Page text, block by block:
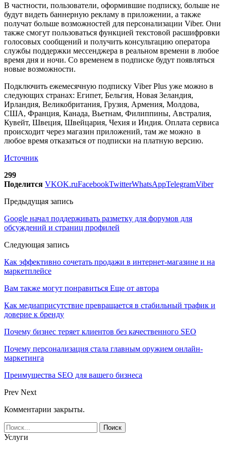
В частности, пользователи, оформившие подписку, больше не
будут видеть баннерную рекламу в приложении, а также
получат больше возможностей для персонализации Viber. Они
также смогут пользоваться функцией текстовой расшифровки
голосовых сообщений и получить консультацию оператора
службы поддержки мессенджера в реальном времени в любое
время дня и ночи. Со временем в подписке будут появляться
новые возможности.
Подключить ежемесячную подписку Viber Plus уже можно в
следующих странах: Египет, Бельгия, Новая Зеландия,
Ирландия, Великобритания, Грузия, Армения, Молдова,
США, Франция, Канада, Вьетнам, Филиппины, Австралия,
Кувейт, Швеция, Швейцария, Чехия и Индия. Оплата сервиса
происходит через магазин приложений, там же можно в
любое время отказаться от подписки на платную версию.
Источник
299
Поделится VKOK.ruFacebookTwitterWhatsAppTelegramViber
Предыдущая запись
Google начал поддерживать разметку для форумов для
обсуждений и страниц профилей
Следующая запись
Как эффективно сочетать продажи в интернет-магазине и на
маркетплейсе
Вам также могут понравиться Еще от автора
Как медиаприсутствие превращается в стабильный трафик и
доверие к бренду
Почему бизнес теряет клиентов без качественного SEO
Почему персонализация стала главным оружием онлайн-
маркетинга
Преимущества SEO для вашего бизнеса
Prev Next
Комментарии закрыты.
Услуги